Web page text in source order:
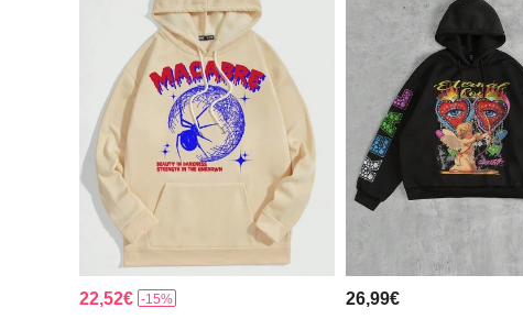
22,52€ -15% 26,99€